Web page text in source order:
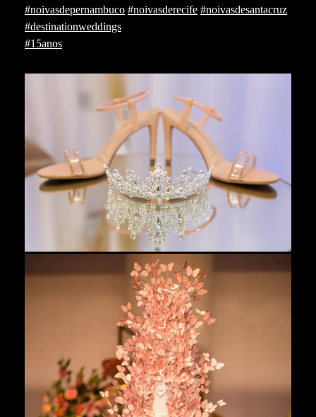
#noivasdepernambuco #noivasderecife #noivasdesantacruz
#destinationweddings
#15anos